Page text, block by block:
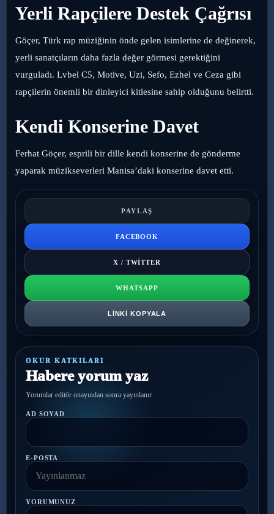
Yerli Rapçilere Destek Çağrısı
Göçer, Türk rap müziğinin önde gelen isimlerine de değinerek,
yerli sanatçıların daha fazla değer görmesi gerektiğini
vurguladı. Lvbel C5, Motive, Uzi, Sefo, Ezhel ve Ceza gibi
rapçilerin önemli bir dinleyici kitlesine sahip olduğunu belirtti.
Kendi Konserine Davet
Ferhat Göçer, esprili bir dille kendi konserine de gönderme
yaparak müzikseverleri Manisa’daki konserine davet etti.
PAYLAŞ
FACEBOOK
X / TWITTER
WHATSAPP
LINKI KOPYALA
OKUR KATKILARI
Habere yorum yaz
Yorumlar editör onayından sonra yayınlanır.
AD SOYAD
E-POSTA
YORUMUNUZ